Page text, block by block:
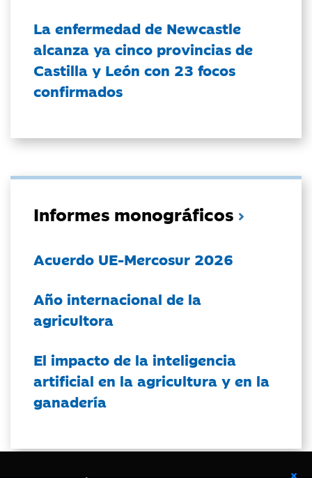
La enfermedad de Newcastle
alcanza ya cinco provincias de
Castilla y León con 23 focos
confirmados
Informes monográficos
Acuerdo UE-Mercosur 2026
Año internacional de la
agricultora
El impacto de la inteligencia
artificial en la agricultura y en la
ganadería